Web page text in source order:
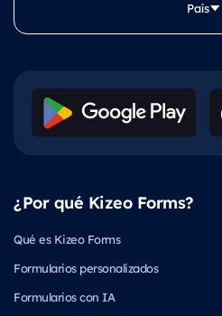
País
¿Por qué Kizeo Forms?
Qué es Kizeo Forms
Formularios personalizados
Formularios con IA